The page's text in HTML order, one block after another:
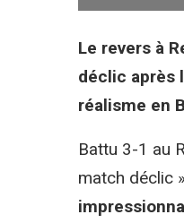
Le revers à
déclic après
réalisme en
Battu 3-1 au
match déclic